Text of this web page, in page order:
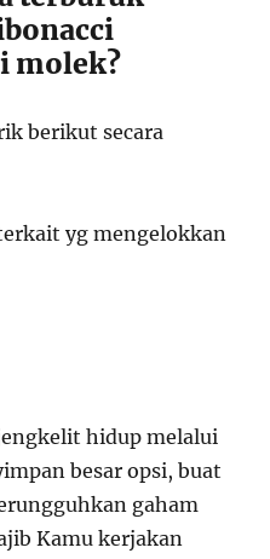
molek?
berikut secara
yg mengelokkan
hidup melalui
besar opsi, buat
gaham
Kamu kerjakan